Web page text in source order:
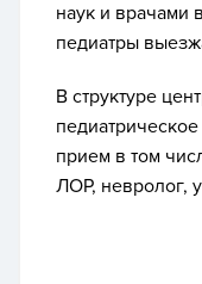
наук и врачами
педиатры
В структуре
прием в том
ЛОР, невролог,